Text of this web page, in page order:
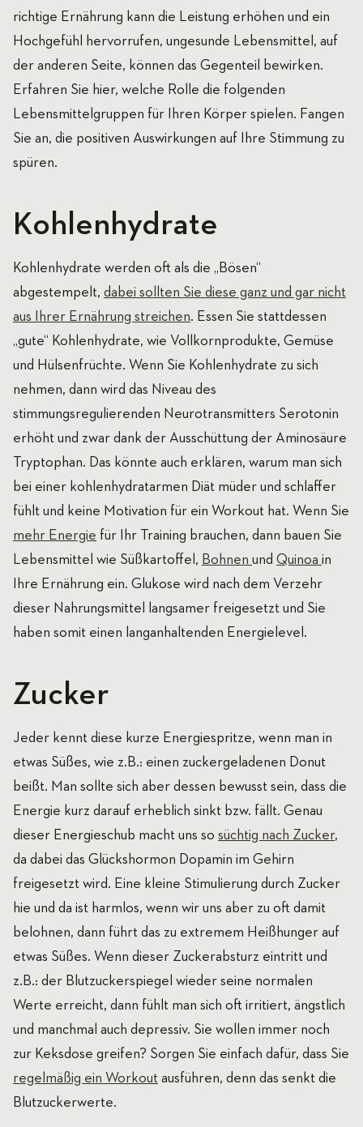
richtige Ernährung kann die Leistung erhöhen und ein
Hochgefühl hervorrufen, ungesunde Lebensmittel, auf
der anderen Seite, können das Gegenteil bewirken.
Erfahren Sie hier, welche Rolle die folgenden
Lebensmittelgruppen für Ihren Körper spielen. Fangen
Sie an, die positiven Auswirkungen auf Ihre Stimmung zu
spüren.
Kohlenhydrate
Kohlenhydrate werden oft als die „Bösen“
abgestempelt, dabei sollten Sie diese ganz und gar nicht
aus Ihrer Ernährung streichen. Essen Sie stattdessen
„gute“ Kohlenhydrate, wie Vollkornprodukte, Gemüse
und Hülsenfrüchte. Wenn Sie Kohlenhydrate zu sich
nehmen, dann wird das Niveau des
stimmungsregulierenden Neurotransmitters Serotonin
erhöht und zwar dank der Ausschüttung der Aminosäure
Tryptophan. Das könnte auch erklären, warum man sich
bei einer kohlenhydratarmen Diät müder und schlaffer
fühlt und keine Motivation für ein Workout hat. Wenn Sie
mehr Energie für Ihr Training brauchen, dann bauen Sie
Lebensmittel wie Süßkartoffel, Bohnen und Quinoa in
Ihre Ernährung ein. Glukose wird nach dem Verzehr
dieser Nahrungsmittel langsamer freigesetzt und Sie
haben somit einen langanhaltenden Energielevel.
Zucker
Jeder kennt diese kurze Energiespritze, wenn man in
etwas Süßes, wie z.B.: einen zuckergeladenen Donut
beißt. Man sollte sich aber dessen bewusst sein, dass die
Energie kurz darauf erheblich sinkt bzw. fällt. Genau
dieser Energieschub macht uns so süchtig nach Zucker,
da dabei das Glückshormon Dopamin im Gehirn
freigesetzt wird. Eine kleine Stimulierung durch Zucker
hie und da ist harmlos, wenn wir uns aber zu oft damit
belohnen, dann führt das zu extremem Heißhunger auf
etwas Süßes. Wenn dieser Zuckerabsturz eintritt und
z.B.: der Blutzuckerspiegel wieder seine normalen
Werte erreicht, dann fühlt man sich oft irritiert, ängstlich
und manchmal auch depressiv. Sie wollen immer noch
zur Keksdose greifen? Sorgen Sie einfach dafür, dass Sie
regelmäßig ein Workout ausführen, denn das senkt die
Blutzuckerwerte.